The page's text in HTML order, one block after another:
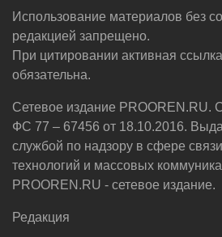
Использование материалов без
редакцией запрещено.
При цитировании активная
обязательна.
Сетевое издание PROOREN.RU.
ФС 77 – 67456 от 18.10.2016.
службой по надзору в сфере
технологий и массовых
PROOREN.RU - сетевое издание.
Редакция